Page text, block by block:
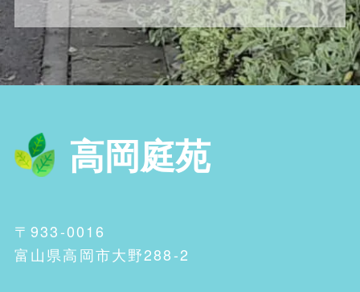
高岡庭苑
〒933-0016
富山県高岡市大野288-2